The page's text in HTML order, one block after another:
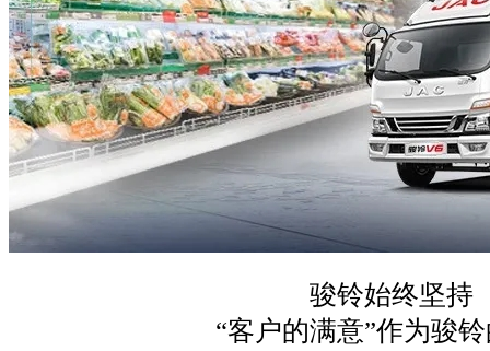
骏铃始终坚持
“客户的满意”作为骏